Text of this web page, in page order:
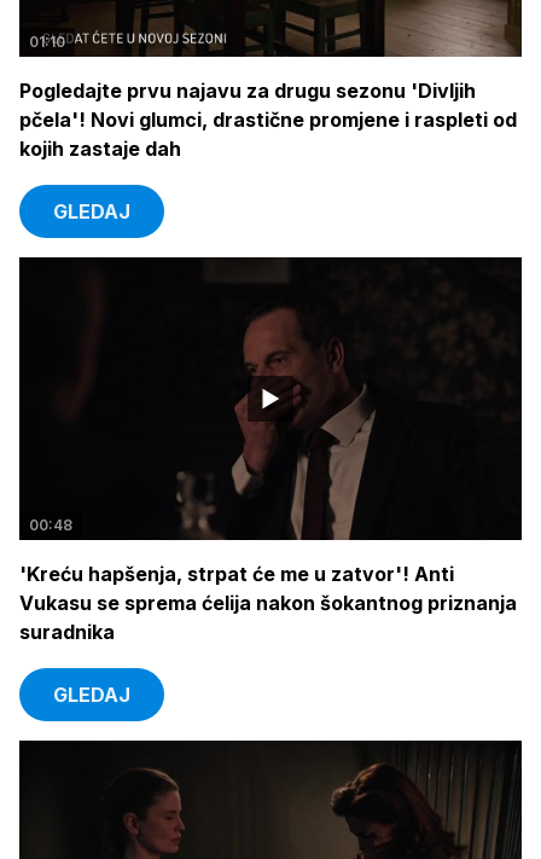
01:10
Pogledajte prvu najavu za drugu sezonu 'Divljih
pčela'! Novi glumci, drastične promjene i raspleti od
kojih zastaje dah
GLEDAJ
00:48
'Kreću hapšenja, strpat će me u zatvor'! Anti
Vukasu se sprema ćelija nakon šokantnog priznanja
suradnika
GLEDAJ